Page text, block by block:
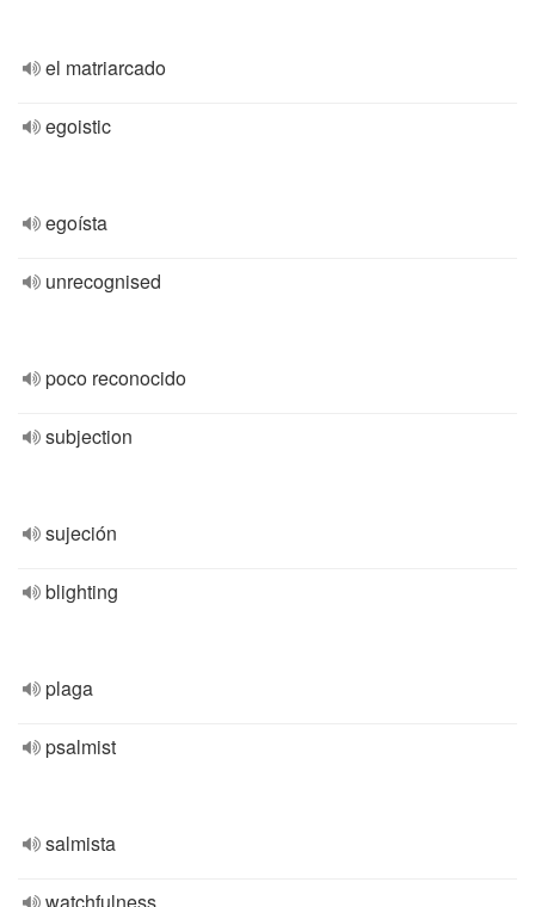
el matriarcado
egoistic
egoísta
unrecognised
poco reconocido
subjection
sujeción
blighting
plaga
psalmist
salmista